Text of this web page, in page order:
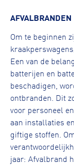
AFVALBRANDEN
Om te beginnen
Een van de
batterijen en
beschadigen,
ontbranden. Dit
voor personeel
aan installaties
giftige stoffen.
jaar: Afvalbrand